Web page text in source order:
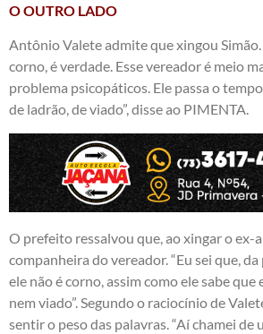
O OUTRO LADO
Antônio Valete admite que xingou Simão.
corno, é verdade. Esse vereador é meio
problema psicopáticos. Ele passa o
de ladrão, de viado”, disse ao PIMENTA.
O prefeito ressalvou que, ao xingar o ex-
companheira do vereador. “Eu sei que, da
ele não é corno, assim como ele sabe que
nem viado”. Segundo o raciocínio de
sentir o peso das palavras. “Aí chamei de